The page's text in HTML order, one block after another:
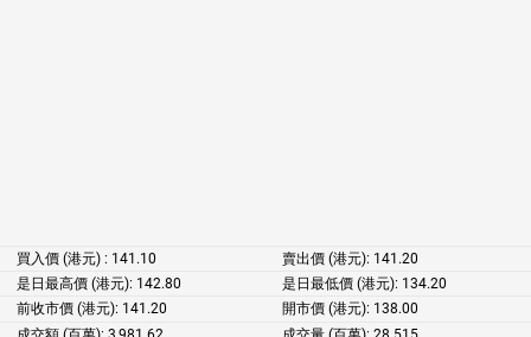
買入價 (港元) : 141.10
賣出價 (港元): 141.20
是日最高價 (港元): 142.80
是日最低價 (港元): 134.20
前收市價 (港元): 141.20
開市價 (港元): 138.00